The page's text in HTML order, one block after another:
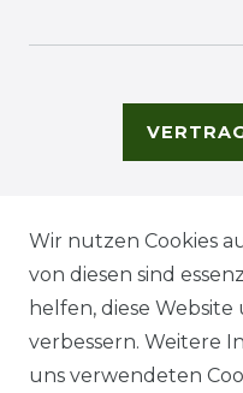
Wir nutzen Cookies
von diesen sind
helfen, diese
verbessern. Weitere
uns verwendeten